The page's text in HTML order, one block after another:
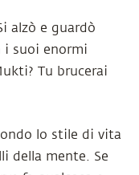
alzò e guardò
i suoi enormi
Tu brucerai
lo stile di vita
della mente. Se